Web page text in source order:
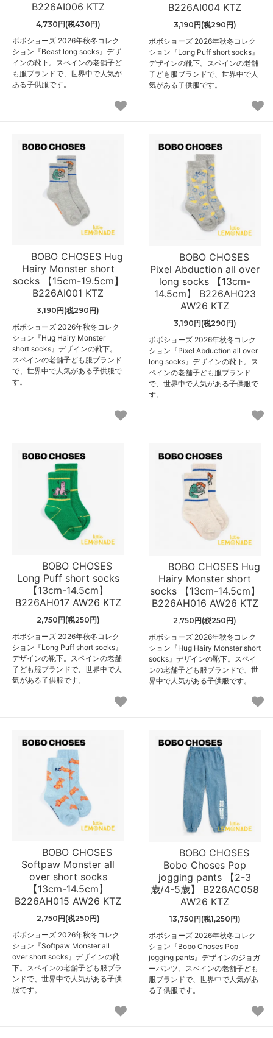
B226AI006 KTZ
4,730円(税430円)
ボボショーズ 2026年秋冬コレク
ション『Beast long socks』デザ
インの靴下。スペインの老舗子ど
も服ブランドで、世界中で人気が
ある子供服です。
B226AI004 KTZ
3,190円(税290円)
ボボショーズ 2026年秋冬コレク
ション『Long Puff short socks』
デザインの靴下。スペインの老舗
子ども服ブランドで、世界中で人
気がある子供服です。
BOBO CHOSES Hug
Hairy Monster short
socks 【15cm-19.5cm】
B226AI001 KTZ
3,190円(税290円)
ボボショーズ 2026年秋冬コレク
ション『Hug Hairy Monster
short socks』デザインの靴下。
スペインの老舗子ども服ブランド
で、世界中で人気がある子供服で
す。
BOBO CHOSES
Pixel Abduction all over
long socks 【13cm-
14.5cm】 B226AH023
AW26 KTZ
3,190円(税290円)
ボボショーズ 2026年秋冬コレク
ション『Pixel Abduction all over
long socks』デザインの靴下。ス
ペインの老舗子ども服ブランド
で、世界中で人気がある子供服で
す。
BOBO CHOSES
Long Puff short socks
【13cm-14.5cm】
B226AH017 AW26 KTZ
2,750円(税250円)
ボボショーズ 2026年秋冬コレク
ション『Long Puff short socks』
デザインの靴下。スペインの老舗
子ども服ブランドで、世界中で人
気がある子供服です。
BOBO CHOSES Hug
Hairy Monster short
socks 【13cm-14.5cm】
B226AH016 AW26 KTZ
2,750円(税250円)
ボボショーズ 2026年秋冬コレク
ション『Hug Hairy Monster short
socks』デザインの靴下。スペイ
ンの老舗子ども服ブランドで、世
界中で人気がある子供服です。
BOBO CHOSES
Softpaw Monster all
over short socks
【13cm-14.5cm】
B226AH015 AW26 KTZ
2,750円(税250円)
ボボショーズ 2026年秋冬コレク
ション『Softpaw Monster all
over short socks』デザインの靴
下。スペインの老舗子ども服ブラ
ンドで、世界中で人気がある子供
服です。
BOBO CHOSES
Bobo Choses Pop
jogging pants 【2-3
歳/4-5歳】 B226AC058
AW26 KTZ
13,750円(税1,250円)
ボボショーズ 2026年秋冬コレク
ション『Bobo Choses Pop
jogging pants』デザインのジョガ
ーパンツ。スペインの老舗子ども
服ブランドで、世界中で人気があ
る子供服です。